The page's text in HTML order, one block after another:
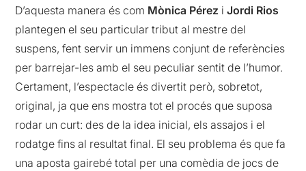
D’aquesta manera és com Mònica Pérez iJordi Rios
plantegen el seu particular tribut al mestre del
suspens, fent servir un immens conjunt de referències
per barrejar-les amb el seu peculiar sentit de l’humor.
Certament, l’espectacle és divertit però, sobretot,
original, ja que ens mostra tot el procés que suposa
rodar un curt: des de la idea inicial, els assajos i el
rodatge fins al resultat final. El seu problema és que fa
una aposta gairebé total per una comèdia de jocs de